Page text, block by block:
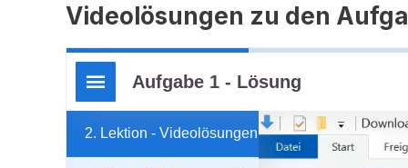
Videolösungen zu den